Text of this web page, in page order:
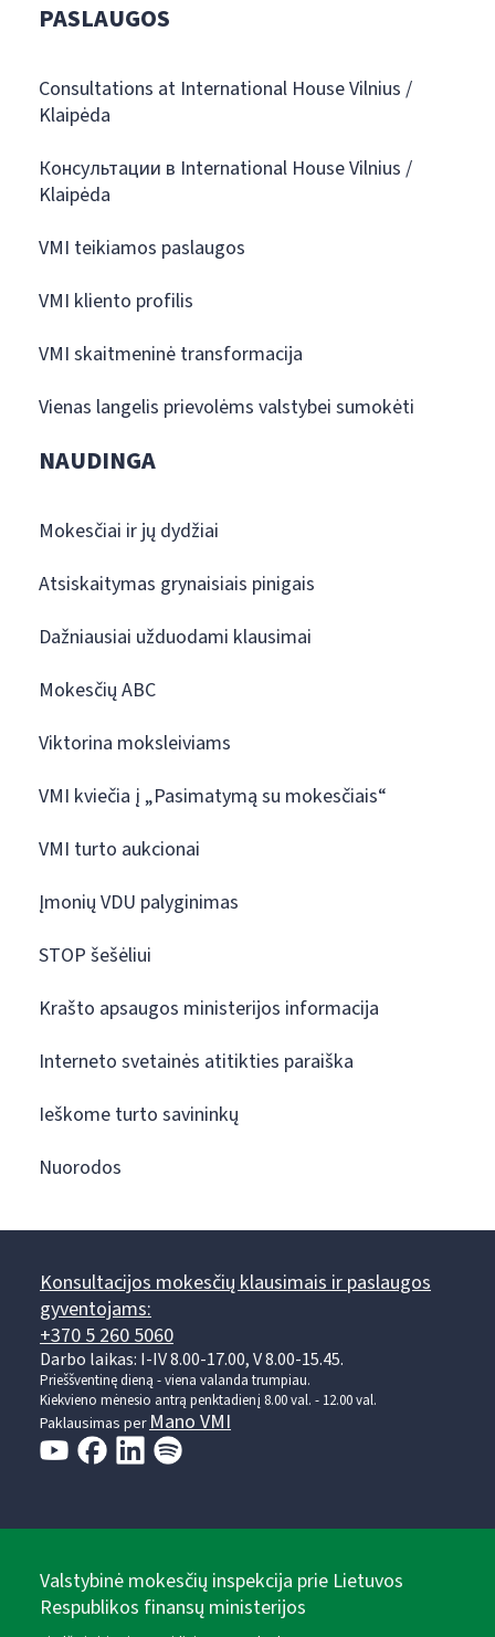
PASLAUGOS
Consultations at International House Vilnius /
Klaipėda
Консультации в International House Vilnius /
Klaipėda
VMI teikiamos paslaugos
VMI kliento profilis
VMI skaitmeninė transformacija
Vienas langelis prievolėms valstybei sumokėti
NAUDINGA
Mokesčiai ir jų dydžiai
Atsiskaitymas grynaisiais pinigais
Dažniausiai užduodami klausimai
Mokesčių ABC
Viktorina moksleiviams
VMI kviečia į „Pasimatymą su mokesčiais“
VMI turto aukcionai
Įmonių VDU palyginimas
STOP šešėliui
Krašto apsaugos ministerijos informacija
Interneto svetainės atitikties paraiška
Ieškome turto savininkų
Nuorodos
Konsultacijos mokesčių klausimais ir paslaugos
gyventojams:
+370 5 260 5060
Darbo laikas: I-IV 8.00-17.00, V 8.00-15.45.
Prieššventinę dieną - viena valanda trumpiau.
Kiekvieno mėnesio antrą penktadienį 8.00 val. - 12.00 val.
Paklausimas perMano VMI
Valstybinė mokesčių inspekcija prie Lietuvos
Respublikos finansų ministerijos